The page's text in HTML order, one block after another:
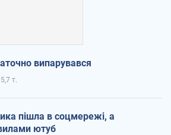
випарувався
5,7 т.
пішла в соцмережі, а
ютуб